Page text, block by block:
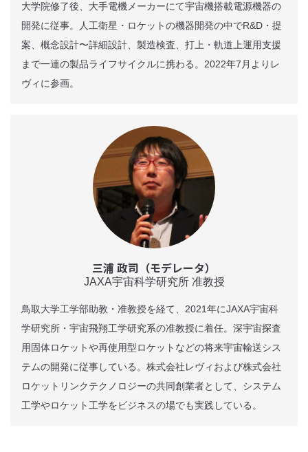
大学院修了後、大手電機メーカーにて宇宙機搭載電源機器の
開発に従事。人工衛星・ロケットの機器開発の中でR&D・提
案、概念設計〜詳細設計、製造検査、打上・軌道上運用支援
まで一連の製品ライフサイクルに携わる。2022年7月よりレ
ヴィに参画。
三浦 政司（モデレータ）
JAXA宇宙科学研究所 准教授
鳥取大学工学部助教・准教授を経て、2021年にJAXA宇宙科
学研究所・宇宙飛翔工学研究系の准教授に着任。深宇宙探査
用固体ロケットや再使用型ロケットなどの将来宇宙輸送シス
テムの開発に従事している。株式会社レヴィおよび株式会社
ロケットリンクテクノロジーの共同創業者として、システム
工学やロケット工学をビジネスの場でも実践している。